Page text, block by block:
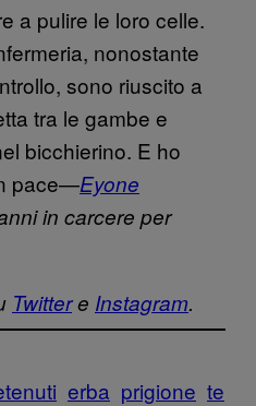
a pulire le loro celle.
nonostante
sono riuscito a
tra le gambe e
bicchierino. E ho
pace—Eyone
in carcere per
Twittere Instagram.
erba prigione te